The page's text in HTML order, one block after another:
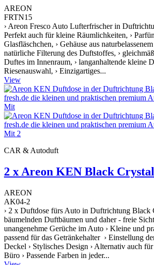
AREON
FRTN15
› Areon Fresco Auto Lufterfrischer in
Perfekt auch für kleine Räumlichkeiten, ›
Glasfläschchen, › Gehäuse aus
natürliche Filterung des Duftstoffes, ›
Duftes im Innenraum, › langanhaltende kleine
Riesenauswahl, › Einzigartiges...
View
CAR & Autoduft
2 x Areon KEN Black Crystal
AREON
AK04-2
› 2 x Duftdose fürs Auto in Duftrichtung Black
bäumelnden Duftbäumen und daher - freie
unangenehme Gerüche im Auto › Kleine und
passend für das Getränkehalter › Einstellung
Deckel › Stylisches Design › Alternativ auch
Büro › Passende Farben in jeder...